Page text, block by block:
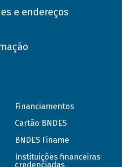
e endereços
Financiamentos
Cartão BNDES
BNDES Finame
Instituições financeiras
credenciadas